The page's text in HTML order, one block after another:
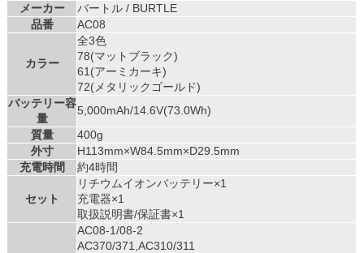
メーカー
バートル / BURTLE
品番
AC08
カラー
全3色
78(マットブラック)
61(アーミカーキ)
72(メタリックゴールド)
バッテリー容
量
5,000mAh/14.6V(73.0Wh)
質量
400g
外寸
H113mm×W84.5mm×D29.5mm
充電時間
約4時間
セット
リチウムイオンバッテリー×1
充電器×1
取扱説明書/保証書×1
AC08-1/08-2
AC370/371,AC310/311